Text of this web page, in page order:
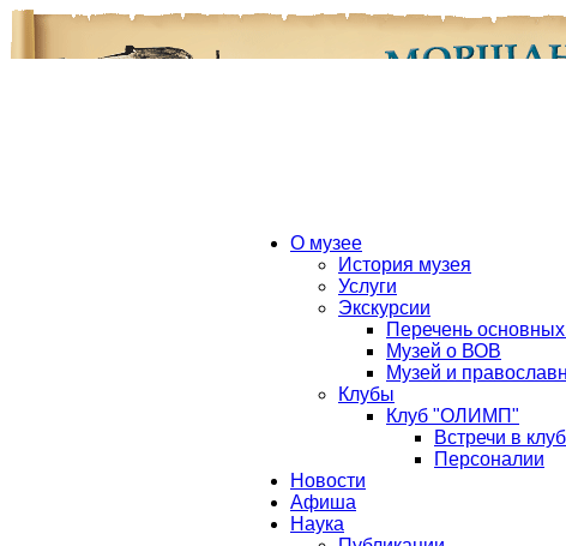
О музее
История музея
Услуги
Экскурсии
Перечень
Музей о ВОВ
Музей и
Клубы
Клуб "ОЛИМП"
Встречи в
Персоналии
Новости
Афиша
Наука